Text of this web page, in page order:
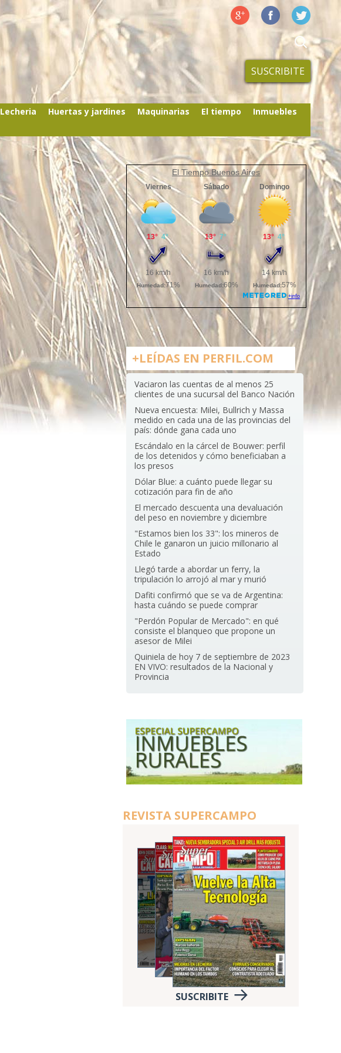
SUSCRIBITE
Lecheria Huertas y jardines Maquinarias El tiempo
Inmuebles
El Tiempo Buenos Aires
+LEÍDAS EN PERFIL.COM
Vaciaron las cuentas de al menos 25
clientes de una sucursal del Banco Nación
Nueva encuesta: Milei, Bullrich y Massa
medido en cada una de las provincias del
país: dónde gana cada uno
Escándalo en la cárcel de Bouwer: perfil
de los detenidos y cómo beneficiaban a
los presos
Dólar Blue: a cuánto puede llegar su
cotización para fin de año
El mercado descuenta una devaluación
del peso en noviembre y diciembre
"Estamos bien los 33": los mineros de
Chile le ganaron un juicio millonario al
Estado
Llegó tarde a abordar un ferry, la
tripulación lo arrojó al mar y murió
Dafiti confirmó que se va de Argentina:
hasta cuándo se puede comprar
"Perdón Popular de Mercado": en qué
consiste el blanqueo que propone un
asesor de Milei
Quiniela de hoy 7 de septiembre de 2023
EN VIVO: resultados de la Nacional y
Provincia
REVISTA SUPERCAMPO
SUSCRIBITE